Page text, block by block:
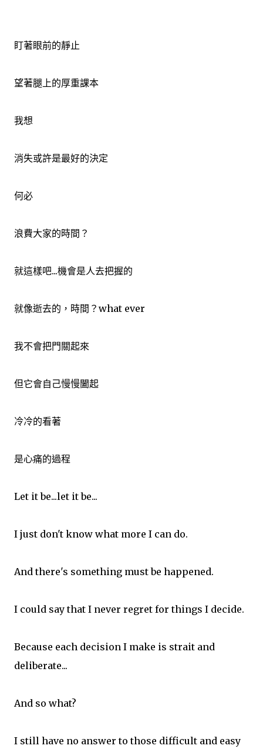
盯著眼前的靜止
望著腿上的厚重課本
我想
消失或許是最好的決定
何必
浪費大家的時間？
就這樣吧...機會是人去把握的
就像逝去的，時間？what ever
我不會把門關起來
但它會自己慢慢闔起
冷冷的看著
是心痛的過程
Let it be...let it be...
I just don't know what more I can do.
And there's something must be happened.
I could say that I never regret for things I decide.
Because each decision I make is strait and
deliberate...
And so what?
I still have no answer to those difficult and easy